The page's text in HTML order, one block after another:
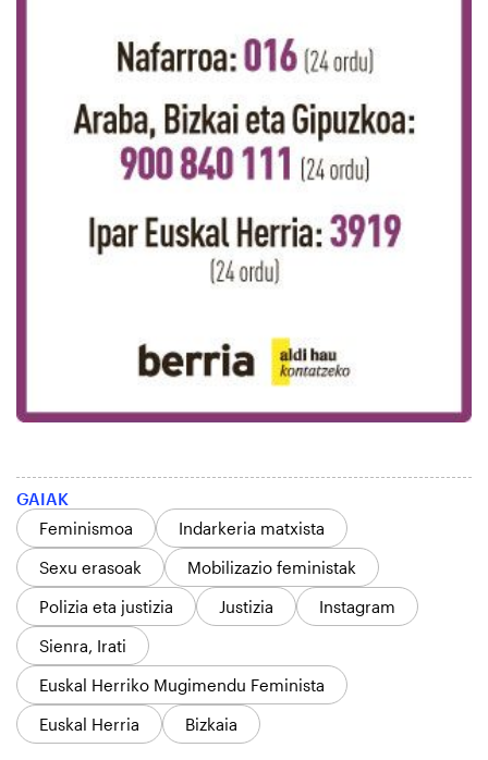
GAIAK
Feminismoa
Indarkeria matxista
Sexu erasoak
Mobilizazio feministak
Polizia eta justizia
Justizia
Instagram
Sienra, Irati
Euskal Herriko Mugimendu Feminista
Euskal Herria
Bizkaia